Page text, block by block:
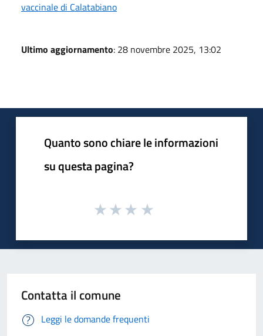
vaccinale di Calatabiano
Ultimo aggiornamento: 28 novembre 2025, 13:02
Quanto sono chiare le informazioni
su questa pagina?
Contatta il comune
Leggi le domande frequenti